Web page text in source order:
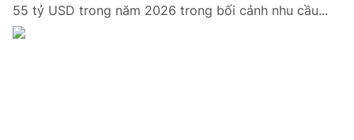
Pháp luật
55 tỷ USD trong năm 2026 trong bối cảnh nhu cầu...